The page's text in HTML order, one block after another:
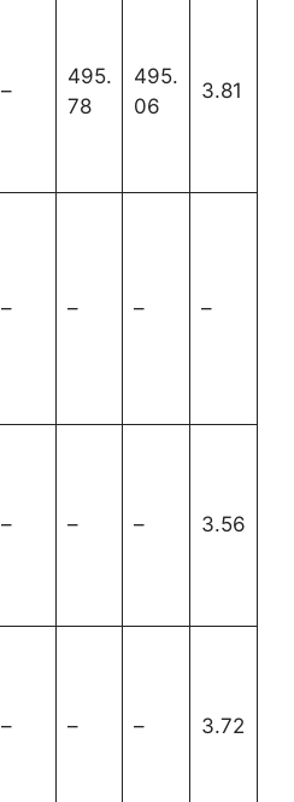
–
495.
78
495.
06
3.81
– – – –
– – – 3.56
– – – 3.72